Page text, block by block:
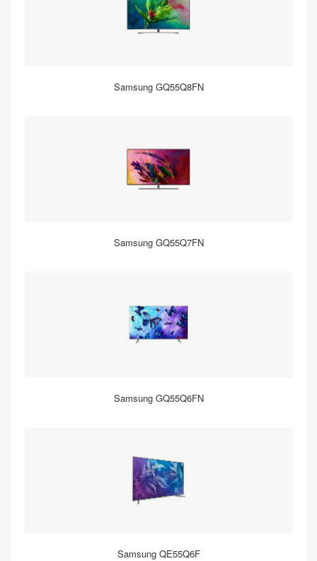
Samsung GQ55Q8FN
Samsung GQ55Q7FN
Samsung GQ55Q6FN
Samsung QE55Q6F